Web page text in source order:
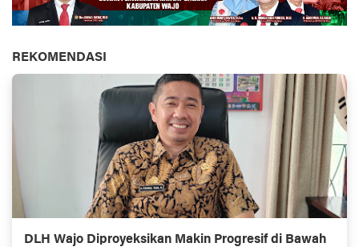
REKOMENDASI
DLH Wajo Diproyeksikan Makin Progresif di Bawah